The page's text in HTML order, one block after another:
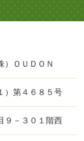
ＯＵＤＯＮ
）第４６８５号
９－３０１階西